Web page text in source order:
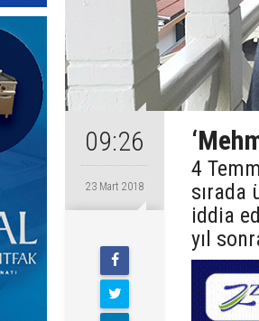
09:26
23 Mart 2018
4
iddia
yıl